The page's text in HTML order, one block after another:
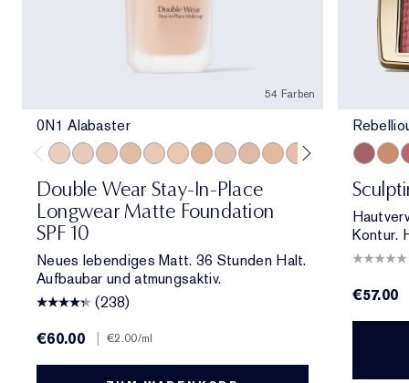
54 Farben
0N1 Alabaster
Double Wear Stay-In-Place
Longwear Matte Foundation
SPF 10
Neues lebendiges Matt. 36 Stunden Halt.
Aufbaubar und atmungsaktiv.
(238)
€60.00
€2.00/ml
Kontur.
€57.00